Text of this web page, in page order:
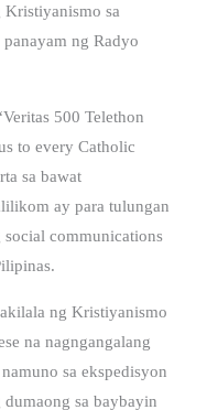
Kristiyanismo sa
panayam ng Radyo
500 Telethon
to every Catholic
sa bawat
ay para tulungan
communications
ng Kristiyanismo
na nagngangalang
sa ekspedisyon
sa baybayin